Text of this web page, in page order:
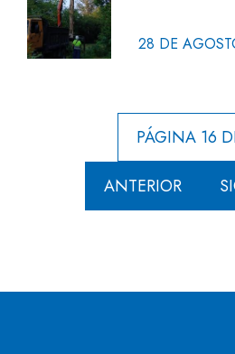
28 DE
PÁGINA 16
ANTERIOR